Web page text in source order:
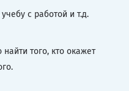
с работой и т.д.
того, кто окажет